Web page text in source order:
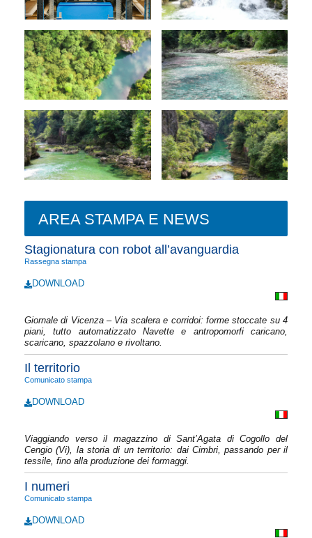
AREA STAMPA E NEWS
Stagionatura con robot all’avanguardia
Rassegna stampa
DOWNLOAD
Giornale di Vicenza – Via scalera e corridoi: forme stoccate su 4
piani, tutto automatizzato Navette e antropomorfi caricano,
scaricano, spazzolano e rivoltano.
Il territorio
Comunicato stampa
DOWNLOAD
Viaggiando verso il magazzino di Sant’Agata di Cogollo del
Cengio (Vi), la storia di un territorio: dai Cimbri, passando per il
tessile, fino alla produzione dei formaggi.
I numeri
Comunicato stampa
DOWNLOAD